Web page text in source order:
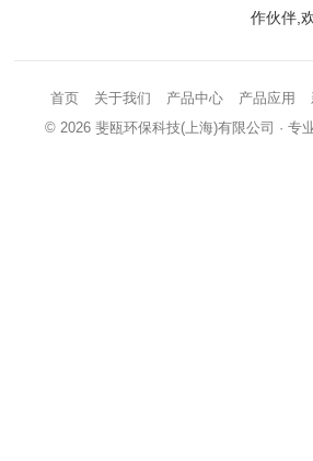
作伙伴,
首页 关于我们 产品中心 产品应用
© 2026斐瓯环保科技(上海)有限公司 · 专